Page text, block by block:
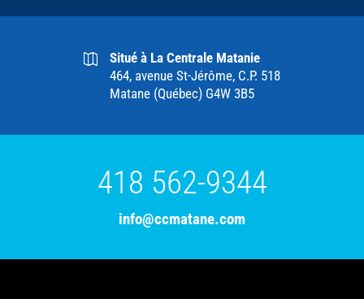
Situé à La Centrale Matanie
464, avenue St-Jérôme, C.P. 518
Matane (Québec) G4W 3B5
418 562-9344
info@ccmatane.com